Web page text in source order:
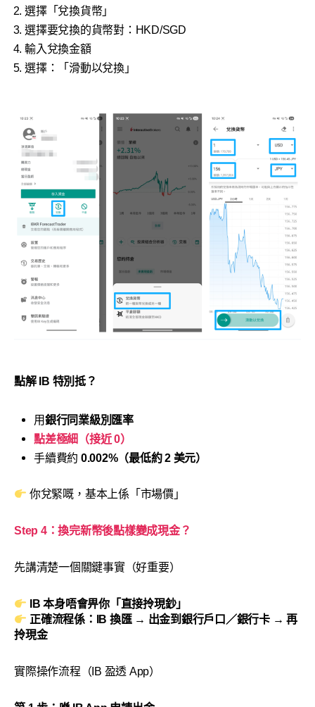
選擇「兌換貨幣」
選擇要兌換的貨幣對：HKD/SGD
輸入兌換金額
選擇：「滑動以兌換」
點解 IB 特別抵？
用銀行同業級別匯率
點差極細（接近 0）
手續費約 0.002%（最低約 2 美元）
你兌緊嘅，基本上係「市場價」
Step 4：換完新幣後點樣變成現金？
先講清楚一個關鍵事實（好重要）
IB 本身唔會畀你「直接拎現鈔」
正確流程係：IB 換匯 → 出金到銀行戶口／銀行卡 → 再
拎現金
實際操作流程（IB 盈透 App）